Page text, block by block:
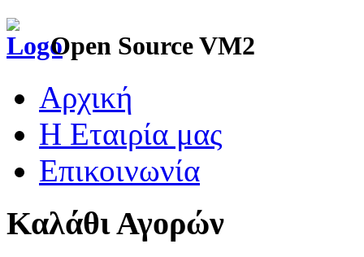
Open Source VM2
Αρχική
Η Εταιρία μας
Επικοινωνία
Καλάθι Αγορών